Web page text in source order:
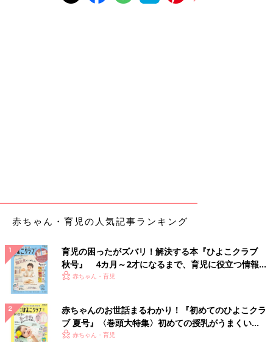
赤ちゃん・育児の人気記事ランキング
育児の困ったがズバリ！解決する本『ひよこクラブ
秋号』 4カ月～2才になるまで、育児に役立つ情報が
いっぱい！
赤ちゃん・育児
赤ちゃんのお世話まるわかり！『初めてのひよこクラ
ブ 夏号』〈巻頭大特集〉初めての授乳がうまくい
く！ おっぱい・ミルクの基本と夏のトラブル 解決テ
赤ちゃん・育児